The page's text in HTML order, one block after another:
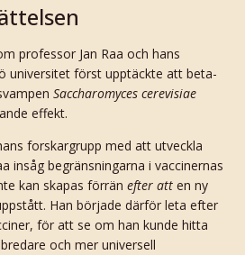
professor Jan Raa och hans
universitet först upptäckte att beta-
Saccharomyces cerevisiae
effekt.
forskargrupp med att utveckla
insåg begränsningarna i vaccinernas
kan skapas förränefter att en ny
Han började därför leta efter
för att se om han kunde hitta
och mer universell